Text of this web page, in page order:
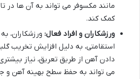
مانند مکسوفر می تواند به آن ها در
کمک کند.
ورزشکاران و افراد فعال: ورزشکاران،
استقامتی، به دلیل افزایش تخریب
دادن آهن از طریق تعریق، نیاز
می تواند به حفظ سطح بهینه آهن و